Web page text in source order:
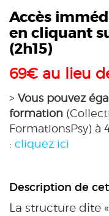
Accès
en cliquant
(2h15)
69€ au lieu
> Vous pouvez
formation
FormationsPsy) à
: cliquez ici
Description de
La structure dite